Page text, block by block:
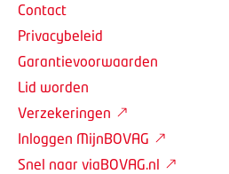
Contact
Privacybeleid
Garantievoorwaarden
Lid worden
Verzekeringen
Inloggen MijnBOVAG
Snel naar viaBOVAG.nl